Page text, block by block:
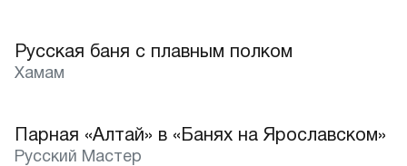
Лучшее
Русская баня c плавным полком
Хамам
Лучшее
Парная «Алтай» в «Банях на Ярославском»
Русский Мастер